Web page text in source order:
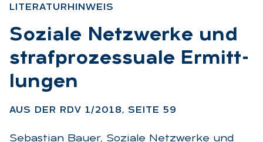
LI­TE­RA­TUR­HIN­WEIS
:
So­zia­le Netz­wer­ke und
straf­pro­zes­sua­le Er­mitt­
lun­gen
AUS DER RDV 1/2018, SEI­TE 59
Sebastian Bauer, Soziale Netzwerke und